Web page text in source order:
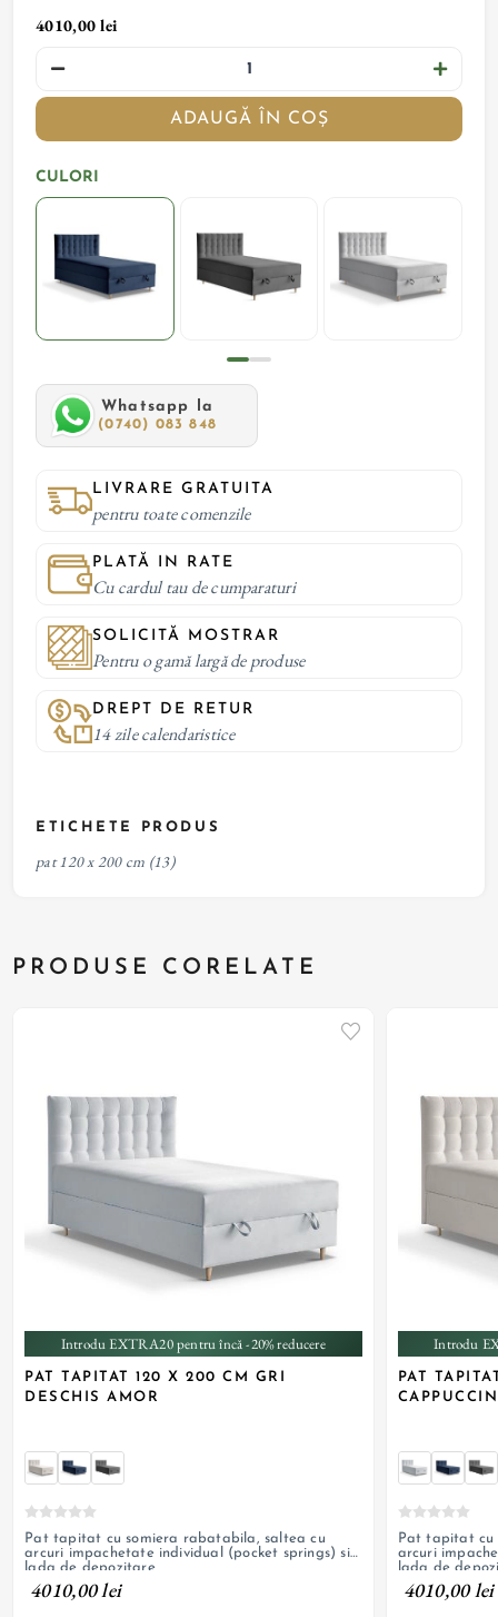
4010,00 lei
ADAUGĂ ÎN COȘ
CULORI
Whatsapp la
(0740) 083 848
LIVRARE GRATUITA
pentru toate comenzile
PLATĂ IN RATE
Cu cardul tau de cumparaturi
SOLICITĂ MOSTRAR
Pentru o gamă largă de produse
DREPT DE RETUR
14 zile calendaristice
ETICHETE PRODUS
pat 120 x 200 cm (13)
PRODUSE CORELATE
Introdu EXTRA20 pentru încă -20% reducere
PAT TAPITAT 120 X 200 CM GRI
DESCHIS AMOR
Pat tapitat cu somiera rabatabila, saltea cu
arcuri impachetate individual (pocket springs) si
lada de depozitare
4010,00 lei
Introdu
PAT
Pat tapitat cu
arcuri
lada de
4010,00 lei